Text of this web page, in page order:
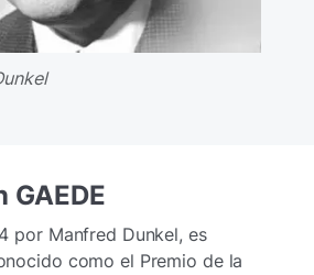
GAEDE
por Manfred Dunkel, es
como el Premio de la